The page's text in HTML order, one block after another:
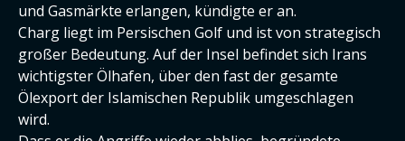
und Gasmärkte erlangen, kündigte er an.
Charg liegt im Persischen Golf und ist von strategisch
großer Bedeutung. Auf der Insel befindet sich Irans
wichtigster Ölhafen, über den fast der gesamte
Ölexport der Islamischen Republik umgeschlagen
wird.